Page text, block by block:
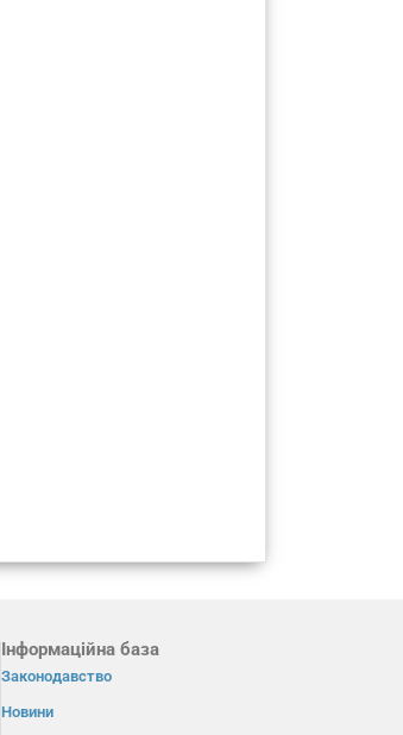
Інформаційна база
Законодавство
Новини